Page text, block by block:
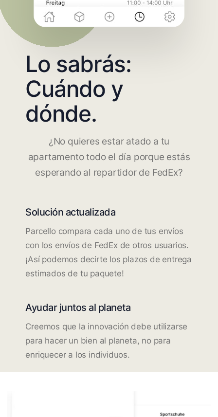
Lo sabrás:
Cuándo y
dónde.
¿No quieres estar atado a tu
apartamento todo el día porque estás
esperando al repartidor de FedEx?
Solución actualizada
Parcello compara cada uno de tus envíos
con los envíos de FedEx de otros usuarios.
¡Así podemos decirte los plazos de entrega
estimados de tu paquete!
Ayudar juntos al planeta
Creemos que la innovación debe utilizarse
para hacer un bien al planeta, no para
enriquecer a los individuos.